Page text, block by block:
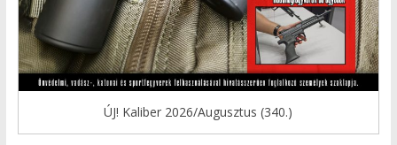
ÚJ! Kaliber 2026/Augusztus (340.)